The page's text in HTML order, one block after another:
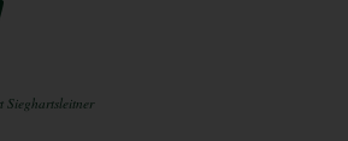
Sieghartsleitner